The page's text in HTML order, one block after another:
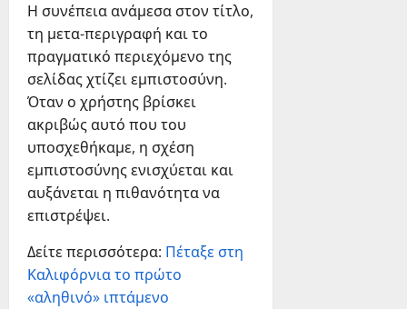
Η συνέπεια ανάμεσα στον τίτλο,
τη μετα-περιγραφή και το
πραγματικό περιεχόμενο της
σελίδας χτίζει εμπιστοσύνη.
Όταν ο χρήστης βρίσκει
ακριβώς αυτό που του
υποσχεθήκαμε, η σχέση
εμπιστοσύνης ενισχύεται και
αυξάνεται η πιθανότητα να
επιστρέψει.
Δείτε περισσότερα: Πέταξε στη
Καλιφόρνια το πρώτο
«αληθινό» ιπτάμενο